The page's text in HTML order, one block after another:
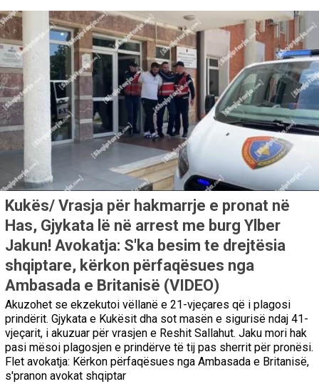
Kukës/ Vrasja për hakmarrje e pronat në
Has, Gjykata lë në arrest me burg Ylber
Jakun! Avokatja: S'ka besim te drejtësia
shqiptare, kërkon përfaqësues nga
Ambasada e Britanisë (VIDEO)
Akuzohet se ekzekutoi vëllanë e 21-vjeçares që i plagosi
prindërit. Gjykata e Kukësit dha sot masën e sigurisë ndaj 41-
vjeçarit, i akuzuar për vrasjen e Reshit Sallahut. Jaku mori hak
pasi mësoi plagosjen e prindërve të tij pas sherrit për pronësi.
Flet avokatja: Kërkon përfaqësues nga Ambasada e Britanisë,
s'pranon avokat shqiptar